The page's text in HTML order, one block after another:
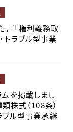
『「権利義務取
ラブル型事業
を掲載しまし
株式（108条）
ブル型事業承継